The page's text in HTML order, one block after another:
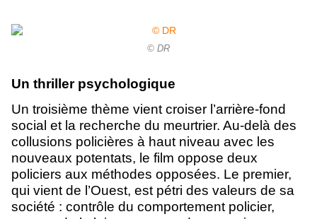
© DR
Un thriller psychologique
Un troisième thème vient croiser l’arrière-fond
social et la recherche du meurtrier. Au-delà des
collusions policières à haut niveau avec les
nouveaux potentats, le film oppose deux
policiers aux méthodes opposées. Le premier,
qui vient de l’Ouest, est pétri des valeurs de sa
société : contrôle du comportement policier,